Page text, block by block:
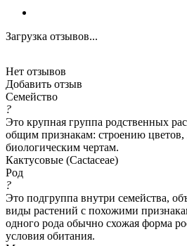
Загрузка отзывов...
Нет отзывов
Добавить отзыв
Семейство
?
Это крупная группа родственных
общим признакам: строению цветов,
биологическим чертам.
Кактусовые (Cactaceae)
Род
?
Это подгруппа внутри семейства,
виды растений с похожими
одного рода обычно схожая форма
условия обитания.